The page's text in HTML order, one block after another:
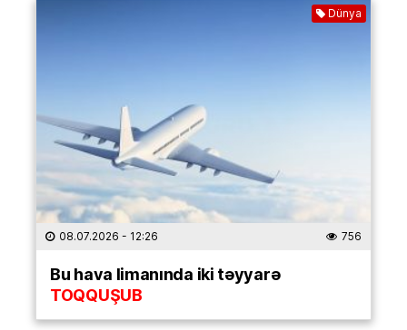
Dünya
08.07.2026 - 12:26 756
Bu hava limanında iki təyyarə
TOQQUŞUB